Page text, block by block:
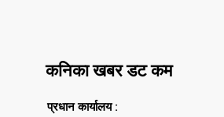
कनिका खबर डट कम
प्रधान कार्यालय :